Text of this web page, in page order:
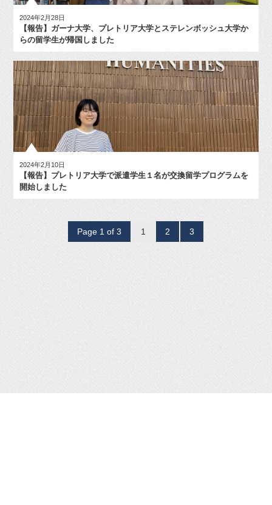
2024年2月28日
【報告】ガーナ大学、プレトリア大学とステレンボッシュ大学か
らの留学生が帰国しました
2024年2月10日
【報告】プレトリア大学で派遣学生１名が交換留学プログラムを
開始しました
Page 1 of 3 1 2 3